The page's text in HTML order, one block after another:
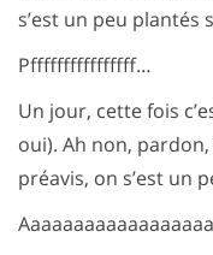
s’est un peu
Pffffffffffffffff…
Un jour, cette fois
oui). Ah non,
préavis, on s’est un